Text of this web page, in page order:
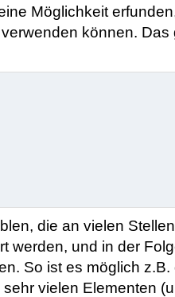
Möglichkeit
können. Das
die an vielen
werden, und in der
So ist es möglich
vielen Elementen